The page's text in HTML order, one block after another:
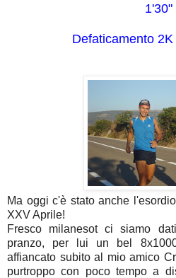
1'30"
Defaticamento
Ma oggi c'è stato anche
XXV Aprile!
Fresco milanesot ci siamo
pranzo, per lui un bel
affiancato subito al mio amico
purtroppo con poco tempo a